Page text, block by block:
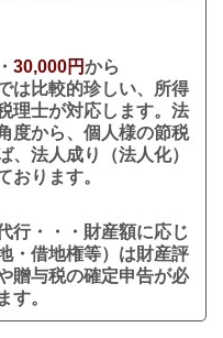
30,000円から
は比較的珍しい、所得
理士が対応します。法
度から、個人様の節税
、法人成り（法人化）
おります。
行・・・財産額に応じ
・借地権等）は財産評
贈与税の確定申告が必
す。